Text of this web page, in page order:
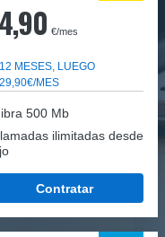
€/mes
12 MESES, LUEGO
29,90€/MES
500 Mb
ilimitadas desde
Contratar